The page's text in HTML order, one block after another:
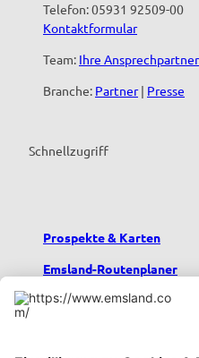
Telefon: 05931 92509-00
Kontaktformular
Team: Ihre Ansprechpartner
Branche: Partner| Presse
Schnellzugriff
Prospekte & Karten
Emsland-Routenplaner
Emsland-Blog